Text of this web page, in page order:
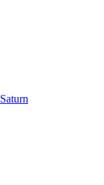
Saturn